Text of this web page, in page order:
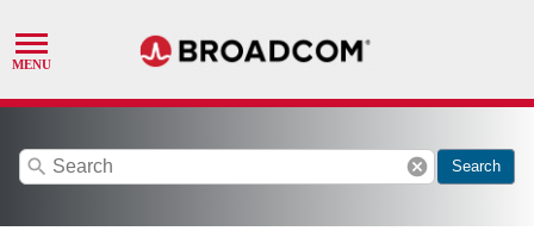
search cancel Search